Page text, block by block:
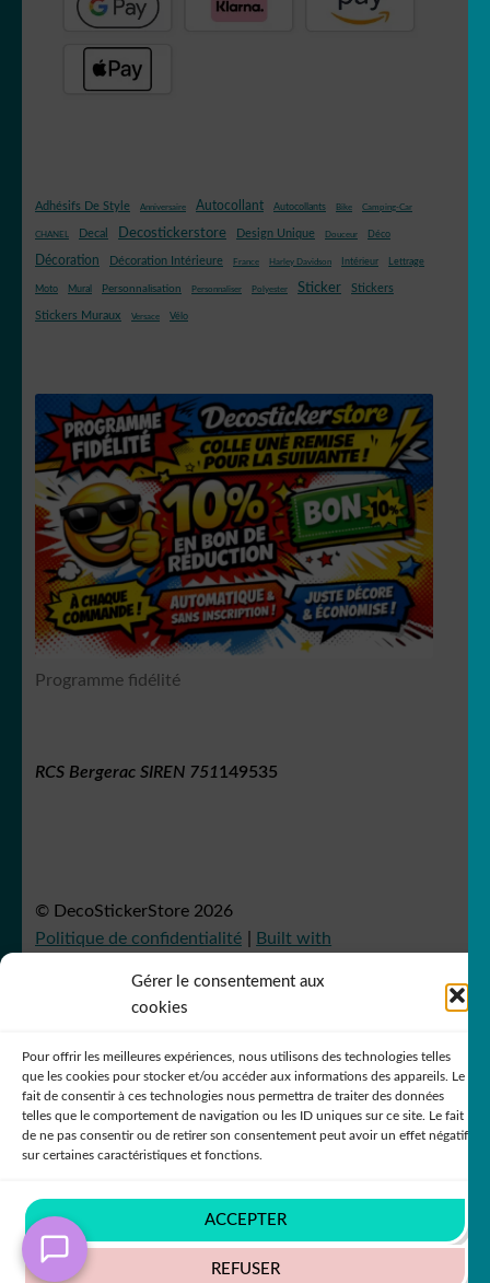
Gérer le consentement aux
cookies
Pour offrir les meilleures expériences, nous utilisons des technologies telles
que les cookies pour stocker et/ou accéder aux informations des appareils. Le
fait de consentir à ces technologies nous permettra de traiter des données
telles que le comportement de navigation ou les ID uniques sur ce site. Le fait
de ne pas consentir ou de retirer son consentement peut avoir un effet négatif
sur certaines caractéristiques et fonctions.
ACCEPTER
REFUSER
Adhésifs De Style Anniversaire Autocollant Autocollants Bike Camping-Car
CHANEL Decal Decostickerstore Design Unique Douceur Déco
Décoration Décoration Intérieure France Harley Davidson Intérieur Lettrage
Moto Mural Personnalisation Personnaliser Polyester Sticker Stickers
Stickers Muraux Versace Vélo
Programme fidélité
RCS Bergerac SIREN 751149535
© DecoStickerStore 2026
Politique de confidentialité
Built with